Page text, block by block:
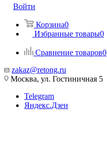
Войти
Корзина0
Избранные товары0
Сравнение товаров0
zakaz@retong.ru
Москва, ул. Гостиничная 5
Telegram
Яндекс.Дзен